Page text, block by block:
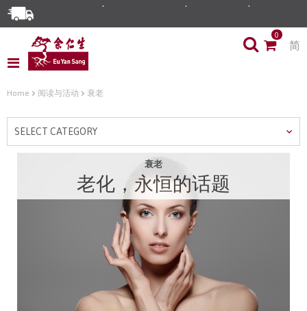
0
简
Home 阅读与活动 衰老
SELECT CATEGORY
衰老
老化，永恒的话题